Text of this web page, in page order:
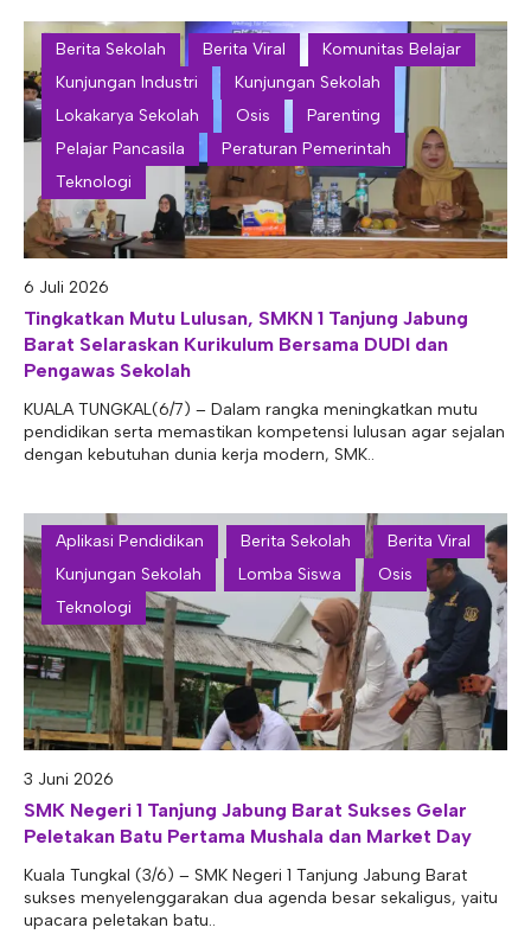
Berita Sekolah Berita Viral
Komunitas Belajar
Kunjungan Industri
Kunjungan Sekolah
Lokakarya Sekolah
Osis
Parenting
Pelajar Pancasila
Peraturan Pemerintah
Teknologi
6 Juli 2026
Tingkatkan Mutu Lulusan, SMKN 1 Tanjung Jabung
Barat Selaraskan Kurikulum Bersama DUDI dan
Pengawas Sekolah
KUALA TUNGKAL(6/7) – Dalam rangka meningkatkan mutu
pendidikan serta memastikan kompetensi lulusan agar sejalan
dengan kebutuhan dunia kerja modern, SMK..
Aplikasi Pendidikan Berita Sekolah
Berita Viral
Kunjungan Sekolah
Lomba Siswa
Osis
Teknologi
3 Juni 2026
SMK Negeri 1 Tanjung Jabung Barat Sukses Gelar
Peletakan Batu Pertama Mushala dan Market Day
Kuala Tungkal (3/6) – SMK Negeri 1 Tanjung Jabung Barat
sukses menyelenggarakan dua agenda besar sekaligus, yaitu
upacara peletakan batu..